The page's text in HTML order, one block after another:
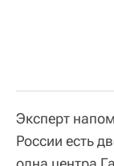
Эксперт
России есть